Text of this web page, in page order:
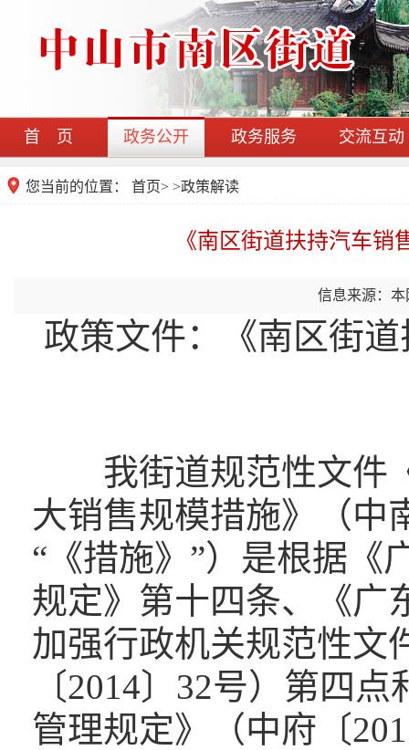
首 页 政务公开 政务服务 交流互动
您当前的位置： 首页> >政策解读
《南区街道扶持汽车
信息来源：本
政策文件：《南区街
我街道规范性文件《
大销售规模措施》（中
“《措施》”）是根据《
规定》第十四条、《广
加强行政机关规范性文
〔2014〕32号）第四
管理规定》（中府〔